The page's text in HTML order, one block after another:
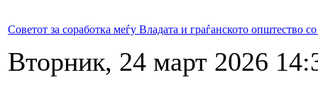
Советот за соработка меѓу Владата и граѓанското општество
Вторник, 24 март 2026